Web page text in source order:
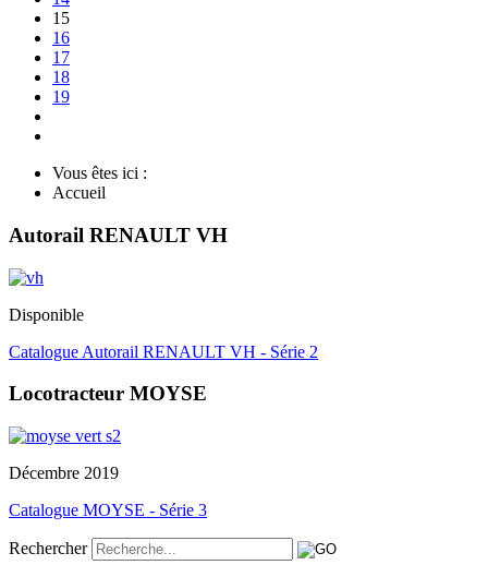
15
16
17
18
19
Vous êtes ici :
Accueil
Autorail RENAULT VH
Disponible
Catalogue Autorail RENAULT VH - Série 2
Locotracteur MOYSE
Décembre 2019
Catalogue MOYSE - Série 3
Rechercher